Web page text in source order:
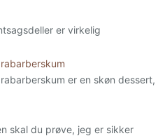
er virkelig
er en skøn dessert,
skal du prøve, jeg er sikker